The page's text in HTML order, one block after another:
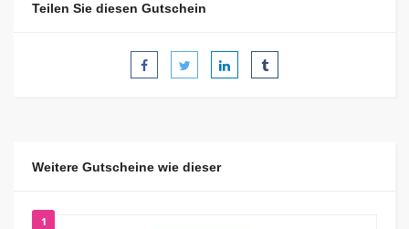
Teilen Sie diesen Gutschein
Weitere Gutscheine wie dieser
1